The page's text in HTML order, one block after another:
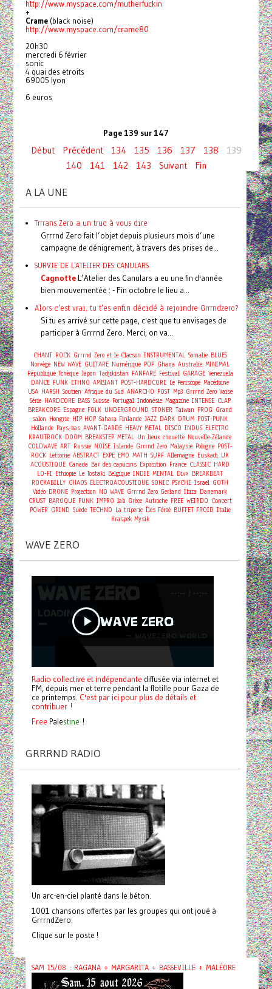
http://www.myspace.com/mutherfuckin
+
Crame(black noise)
http://www.myspace.com/crame80
20h30
mercredi 6 février
sonic
4 quai des etroits
69005 lyon
6 euros
Page 139 sur 147
Début Précédent 134 135 136 137 138
139
140
141 142 143 Suivant Fin
A LA UNE
Trrrans Zero a un truc à vous dire
Grrrnd Zero fait l’objet depuis plusieurs mois d’une
campagne de dénigrement, à travers des prises de...
SURVIE DE L'ATELIER DES CANULARS
CagnotteL’Atelier des Canulars a eu une fin d'année
bien mouvementée : - Fin octobre le lieu a...
Alors c'est vrai, tu t'es enfin décidé à rejoindre Grrrndzero?
Si tu es arrivé sur cette page, c'est que tu envisages de
participer à Grrrnd Zero. Merci, on va...
CHANT ROCK Grrrnd Zero et le Clacson INSTRUMENTAL Somalie BLUES
Norvège NEW WAVE GUITARE Numérique POP Ghana Australie MINIMAL
République Tchèque Japon Tadjikistan FANFARE Festival GARAGE Venezuela
DANCE FUNK ETHNO AMBIANT POST-HARDCORE Le Periscope Macédoine
USA HARSH Soutien Afrique du Sud ANARCHO POST Mp3 Grrrnd Zero Vaise
Série HARDCORE BASS Suisse Portugal Indonésie Magazine INTENSE CLAP
BREAKCORE Espagne FOLK UNDERGROUND STONER Taiwan PROG Grand
salon Hongrie HIP HOP Sahara Finlande JAZZ DARK DRUM POST-PUNK
Hollande Pays-bas AVANT-GARDE HEAVY METAL DISCO INDUS ELECTRO
KRAUTROCK DOOM BREAKSTEP METAL Un lieux chouette Nouvelle-Zélande
COLDWAVE ART Russie NOISE Islande Grrrnd Zero Malaysie Pologne POST-
ROCK Lettonie ABSTRACT EXPE EMO MATH SURF Allemagne Euskadi UK
ACOUSTIQUE Canada Bar des capucins Exposition France CLASSIC HARD
LO-FI Ethiopie Le Tostaki Belgique INDIE MENTAL Divx BREAKBEAT
ROCKABILLY CHAOS ELECTROACOUSTIQUE SONIC PSYCHE Israel GOTH
Vidéo DRONE Projection NO WAVE Grrrnd Zero Gerland Ibiza Danemark
CRUST BAROQUE PUNK IMPRO lab Grèce Autriche FREE WEIRDO Concert
POWER GRIND Suède TECHNO La triperie Îles Féroé BUFFET FROID Italie
Kraspek Mysik
WAVE ZERO
Radio collective et indépendante diffusée via internet et
FM, depuis mer et terre pendant la flotille pour Gaza de
ce printemps. C'est par ici pour plus de détails et
contribuer !
Free Palestine !
GRRRND RADIO
Un arc-en-ciel planté dans le béton.
1001 chansons offertes par les groupes qui ont joué à
GrrrndZero.
Clique sur le poste !
SAM 15/08 : RAGANA + MARGARITA + BASSEVILLE + MALÉORE